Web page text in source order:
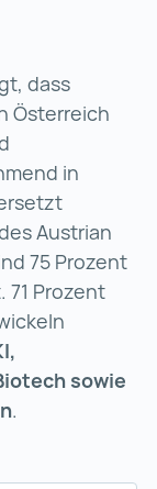
dass
Österreich
in
Austrian
75 Prozent
Prozent
sowie
.